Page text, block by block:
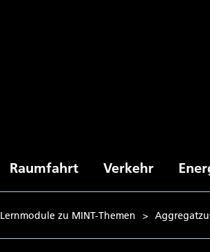
Raumfahrt Verkehr
Lernmodule zu MINT-Themen >